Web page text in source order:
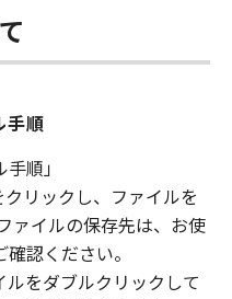
手順
順」
リックし、ファイルを
ァイルの保存先は、お使
認ください。
をダブルクリックして